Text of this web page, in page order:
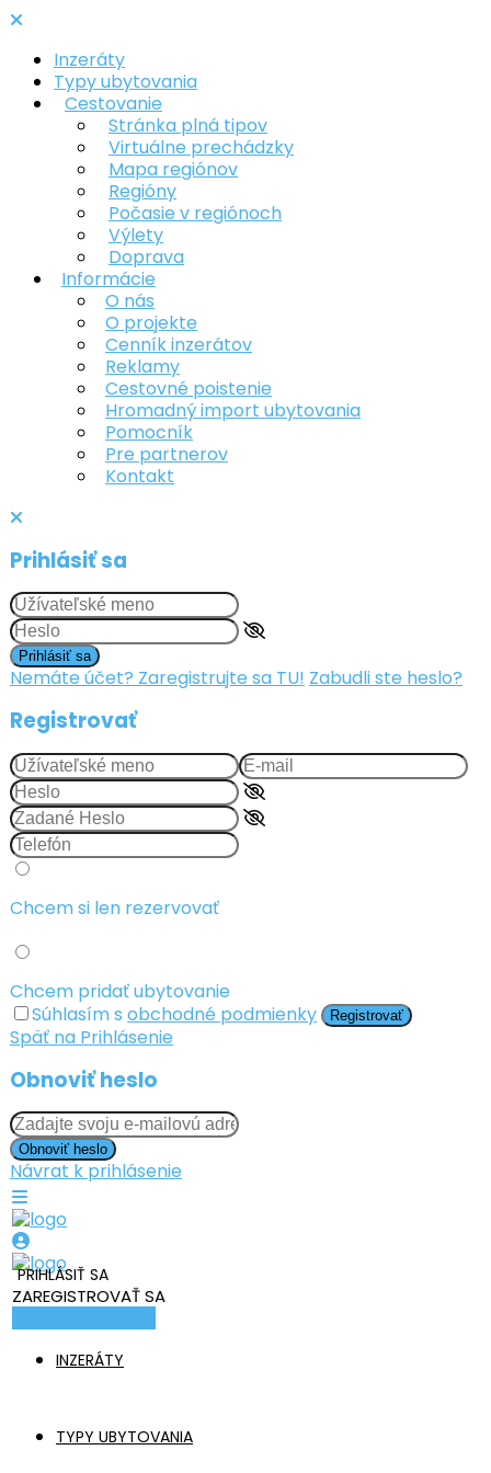
Inzeráty
Typy ubytovania
Cestovanie
Stránka plná tipov
Virtuálne prechádzky
Mapa regiónov
Regióny
Počasie v regiónoch
Výlety
Doprava
Informácie
O nás
O projekte
Cenník inzerátov
Reklamy
Cestovné poistenie
Hromadný import ubytovania
Pomocník
Pre partnerov
Kontakt
Prihlásiť sa
Prihlásiť sa
Nemáte účet? Zaregistrujte sa TU! Zabudli ste heslo?
Registrovať
Chcem si len rezervovať
Chcem pridať ubytovanie
Súhlasím s obchodné podmienky Registrovať
Späť na Prihlásenie
Obnoviť heslo
Obnoviť heslo
Návrat k prihlásenie
PRIHLÁSIŤ SA
ZAREGISTROVAŤ SA
INZERÁTY
TYPY UBYTOVANIA